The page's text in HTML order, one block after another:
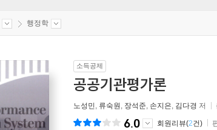
행정학
소득공제
공공기관평가론
노성민 , 류숙원 , 장석준, 손지은, 김다경 저
6.0 회원리뷰(2건)